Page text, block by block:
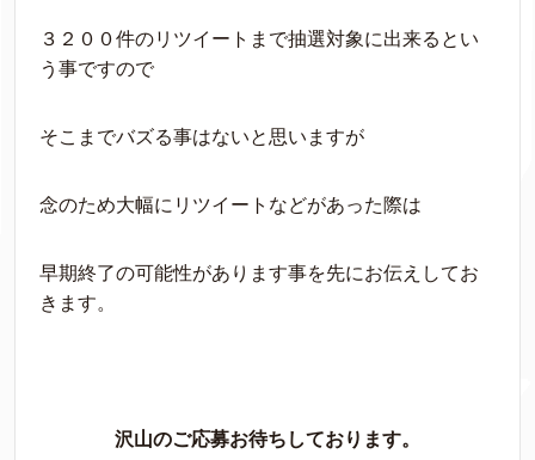
３２００件のリツイートまで抽選対象に出来るとい
う事ですので
そこまでバズる事はないと思いますが
念のため大幅にリツイートなどがあった際は
早期終了の可能性があります事を先にお伝えしてお
きます。
沢山のご応募お待ちしております。